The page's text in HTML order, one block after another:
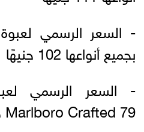
بجميع أنواعها 102 جنيهًا
- السعر الرسمي
Marlboro Crafted 79 جنيهًا